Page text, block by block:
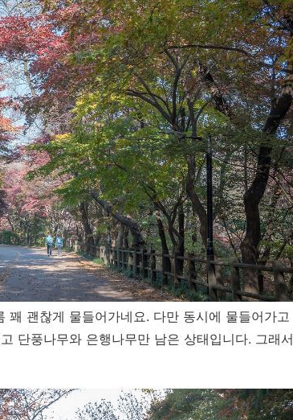
꽤 괜찮게 물들어가네요. 다만 동시에 물들어가고
단풍나무와 은행나무만 남은 상태입니다. 그래서